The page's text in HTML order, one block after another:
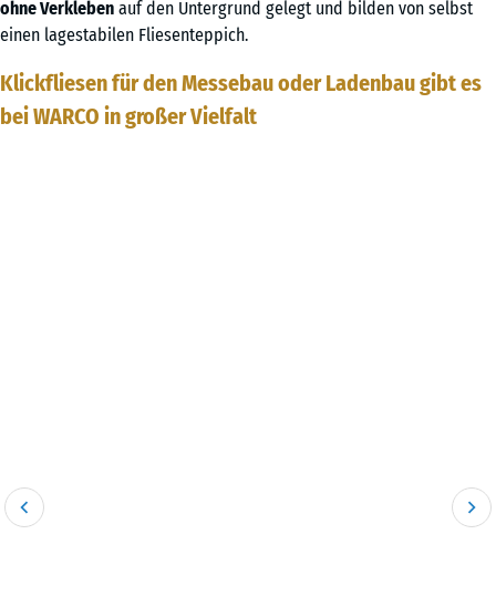
ohne Verkleben auf den Untergrund gelegt und bilden von selbst
einen lagestabilen Fliesenteppich.
Klickfliesen für den Messebau oder Ladenbau gibt es
bei WARCO in großer Vielfalt